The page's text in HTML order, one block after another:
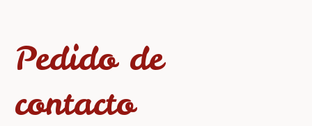
Pedido de
contacto